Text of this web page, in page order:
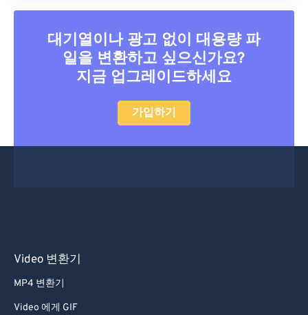
대기열이나 광고 없이 대용량 파
일을 변환하고 싶으신가요?
지금 업그레이드하세요
가입하기
Video 변환기
MP4 변환기
Video 에게 GIF